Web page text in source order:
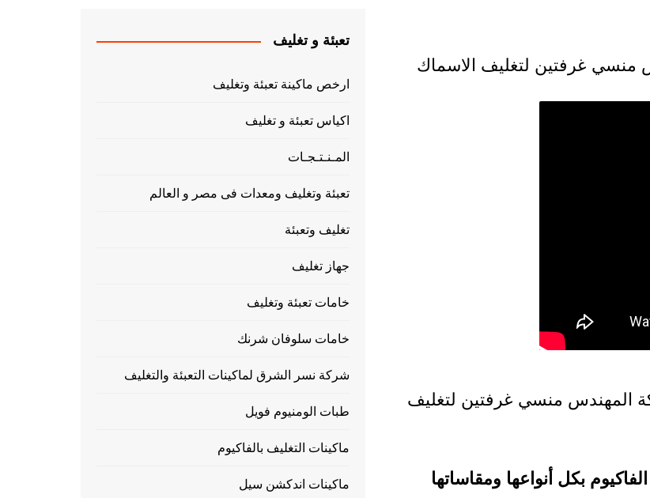
604 ماركة المهندس منسي غرفتين لتغليف الاسماك
فاكيوم موديل 604 ماركة المهندس منسي غرفتين لتغليف
بكل أنواعها ومقاساتها
تعبئة و تغليف
ارخص ماكينة تعبئة وتغليف
اكياس تعبئة و تغليف
المـنـتـجـات
تعبئة وتغليف ومعدات فى مصر و العالم
تغليف وتعبئة
جهاز تغليف
خامات تعبئة وتغليف
خامات سلوفان شرنك
شركة نسر الشرق لماكينات التعبئة والتغليف
طبات الومنيوم فويل
ماكينات التغليف بالفاكيوم
ماكينات اندكشن سيل